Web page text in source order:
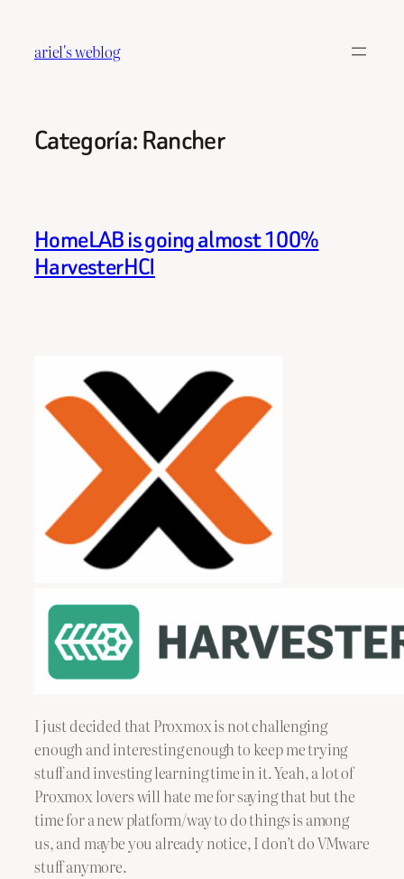
contenido
ariel's weblog
Categoría:Rancher
HomeLAB is going almost 100%
HarvesterHCI
I just decided that Proxmox is not challenging
enough and interesting enough to keep me trying
stuff and investing learning time in it. Yeah, a lot of
Proxmox lovers will hate me for saying that but the
time for a new platform/way to do things is among
us, and maybe you already notice, I don’t do VMware
stuff anymore.